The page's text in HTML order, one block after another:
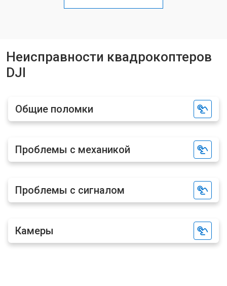
Прошивка квадрокоптера DJI от 1800 ₽
Неисправности квадрокоптеров
DJI
Общие поломки
Проблемы с механикой
Проблемы с сигналом
Камеры